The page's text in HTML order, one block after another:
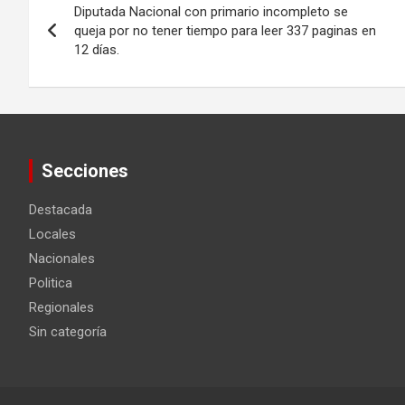
de
Diputada Nacional con primario incompleto se
queja por no tener tiempo para leer 337 paginas en
12 días.
Secciones
Destacada
Locales
Nacionales
Politica
Regionales
Sin categoría